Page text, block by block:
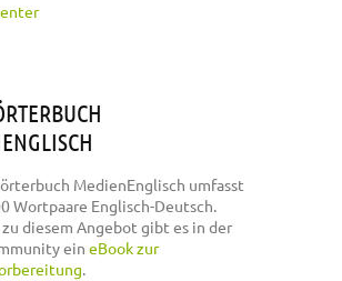
MedienEnglisch umfasst
Wortpaare Englisch-Deutsch.
diesem Angebot gibt es in der
ein eBook zur
.